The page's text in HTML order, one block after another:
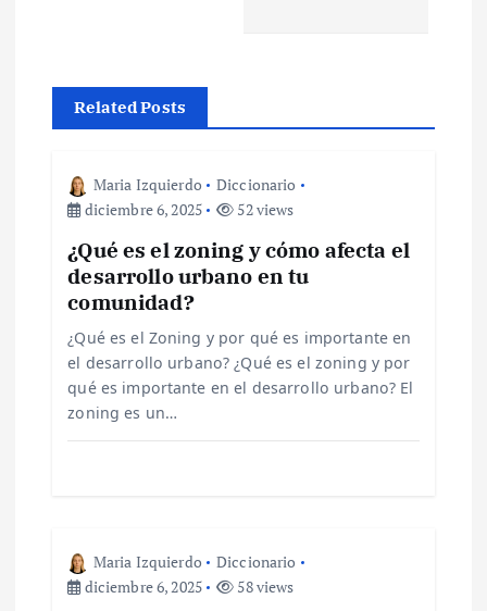
Related Posts
Maria Izquierdo
Diccionario
diciembre 6, 2025
52 views
¿Qué es el zoning y cómo afecta el
desarrollo urbano en tu
comunidad?
¿Qué es el Zoning y por qué es importante en
el desarrollo urbano? ¿Qué es el zoning y por
qué es importante en el desarrollo urbano? El
zoning es un…
Maria Izquierdo
Diccionario
diciembre 6, 2025
58 views